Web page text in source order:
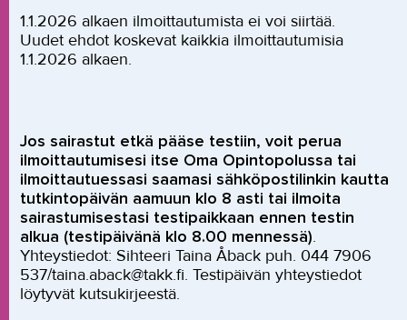
1.1.2026 alkaen ilmoittautumista ei voi siirtää.
Uudet ehdot koskevat kaikkia ilmoittautumisia
1.1.2026 alkaen.
Jos sairastut etkä pääse testiin, voit perua
ilmoittautumisesi itse Oma Opintopolussa tai
ilmoittautuessasi saamasi sähköpostilinkin kautta
tutkintopäivän aamuun klo 8 asti tai ilmoita
sairastumisestasi testipaikkaan ennen testin
alkua (testipäivänä klo 8.00 mennessä).
Yhteystiedot: Sihteeri Taina Åback puh. 044 7906
537/taina.aback@takk.fi. Testipäivän yhteystiedot
löytyvät kutsukirjeestä.